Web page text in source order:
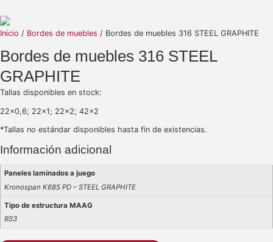
Inicio / Bordes de muebles / Bordes de muebles 316 STEEL GRAPHITE
Bordes de muebles 316 STEEL
GRAPHITE
Tallas disponibles en stock:
22×0,6; 22×1; 22×2; 42×2
*Tallas no estándar disponibles hasta fin de existencias.
Información adicional
Paneles laminados a juego
Kronospan K685 PD – STEEL GRAPHITE
Tipo de estructura MAAG
BS3